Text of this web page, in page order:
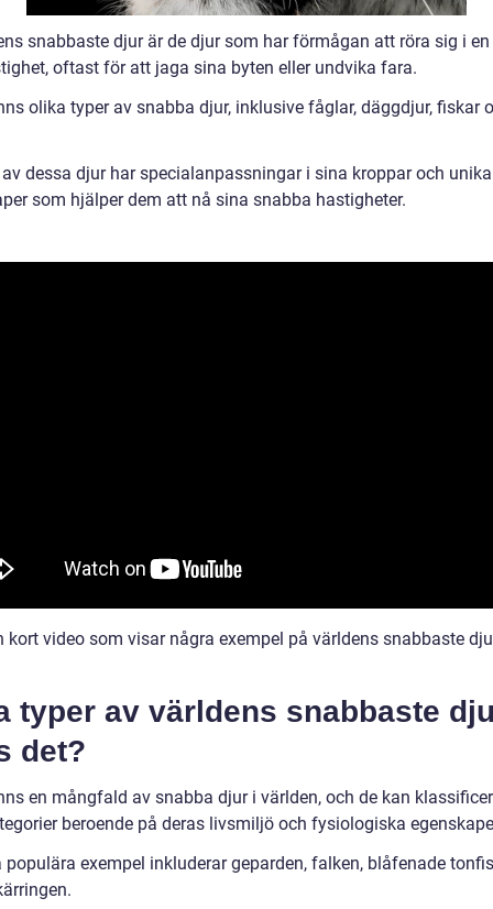
snabbaste djur är de djur som har förmågan att röra sig i
oftast för att jaga sina byten eller undvika fara.
olika typer av snabba djur, inklusive fåglar, däggdjur, fiskar
dessa djur har specialanpassningar i sina kroppar och unika
som hjälper dem att nå sina snabba hastigheter.
kort video som visar några exempel på världens snabbaste
typer av världens snabbaste
det?
en mångfald av snabba djur i världen, och de kan
beroende på deras livsmiljö och fysiologiska
populära exempel inkluderar geparden, falken, blåfenade